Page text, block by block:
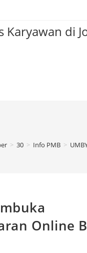
Karyawan di
> 30 > Info PMB >
Online